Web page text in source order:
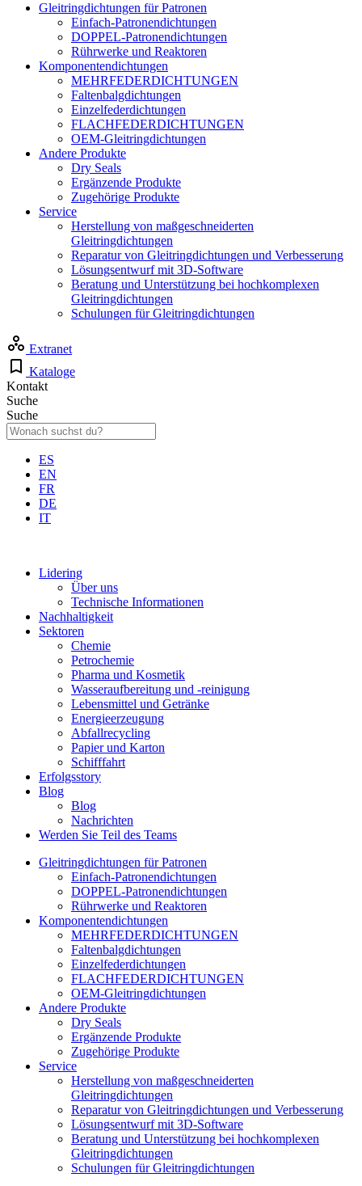
Gleitringdichtungen für Patronen
Einfach-Patronendichtungen
DOPPEL-Patronendichtungen
Rührwerke und Reaktoren
Komponentendichtungen
MEHRFEDERDICHTUNGEN
Faltenbalgdichtungen
Einzelfederdichtungen
FLACHFEDERDICHTUNGEN
OEM-Gleitringdichtungen
Andere Produkte
Dry Seals
Ergänzende Produkte
Zugehörige Produkte
Service
Herstellung von maßgeschneiderten
Gleitringdichtungen
Reparatur von Gleitringdichtungen und Verbesserung
Lösungsentwurf mit 3D-Software
Beratung und Unterstützung bei hochkomplexen
Gleitringdichtungen
Schulungen für Gleitringdichtungen
Extranet
Kataloge
Kontakt
Suche
Suche
ES
EN
FR
DE
IT
Lidering
Über uns
Technische Informationen
Nachhaltigkeit
Sektoren
Chemie
Petrochemie
Pharma und Kosmetik
Wasseraufbereitung und -reinigung
Lebensmittel und Getränke
Energieerzeugung
Abfallrecycling
Papier und Karton
Schifffahrt
Erfolgsstory
Blog
Blog
Nachrichten
Werden Sie Teil des Teams
Gleitringdichtungen für Patronen
Einfach-Patronendichtungen
DOPPEL-Patronendichtungen
Rührwerke und Reaktoren
Komponentendichtungen
MEHRFEDERDICHTUNGEN
Faltenbalgdichtungen
Einzelfederdichtungen
FLACHFEDERDICHTUNGEN
OEM-Gleitringdichtungen
Andere Produkte
Dry Seals
Ergänzende Produkte
Zugehörige Produkte
Service
Herstellung von maßgeschneiderten
Gleitringdichtungen
Reparatur von Gleitringdichtungen und Verbesserung
Lösungsentwurf mit 3D-Software
Beratung und Unterstützung bei hochkomplexen
Gleitringdichtungen
Schulungen für Gleitringdichtungen